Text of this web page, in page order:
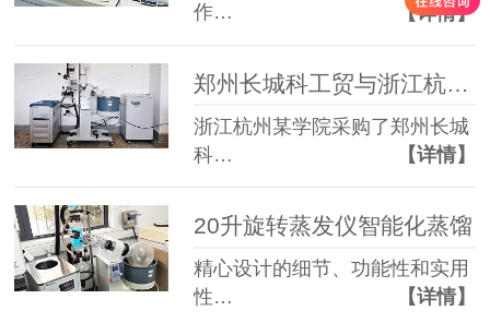
作…
【详情】
郑州长城科工贸与浙江杭州某大学学院合作
浙江杭州某学院采购了郑州长城
科…
【详情】
20升旋转蒸发仪智能化蒸馏
精心设计的细节、功能性和实用
性…
【详情】